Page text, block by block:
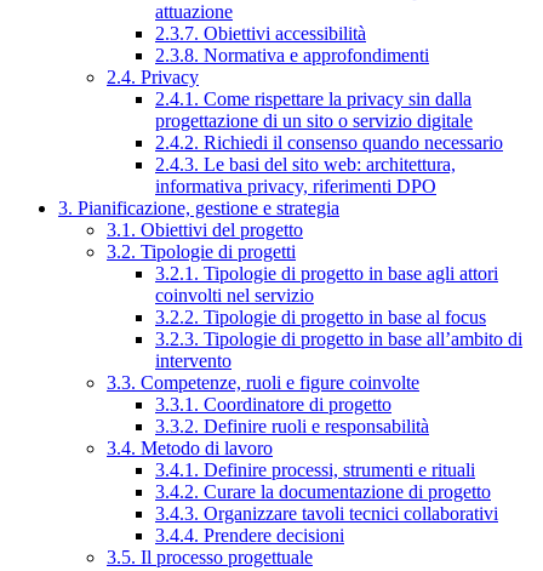
attuazione
2.3.7. Obiettivi accessibilità
2.3.8. Normativa e approfondimenti
2.4. Privacy
2.4.1. Come rispettare la privacy sin dalla
progettazione di un sito o servizio digitale
2.4.2. Richiedi il consenso quando necessario
2.4.3. Le basi del sito web: architettura,
informativa privacy, riferimenti DPO
3. Pianificazione, gestione e strategia
3.1. Obiettivi del progetto
3.2. Tipologie di progetti
3.2.1. Tipologie di progetto in base agli attori
coinvolti nel servizio
3.2.2. Tipologie di progetto in base al focus
3.2.3. Tipologie di progetto in base all’ambito di
intervento
3.3. Competenze, ruoli e figure coinvolte
3.3.1. Coordinatore di progetto
3.3.2. Definire ruoli e responsabilità
3.4. Metodo di lavoro
3.4.1. Definire processi, strumenti e rituali
3.4.2. Curare la documentazione di progetto
3.4.3. Organizzare tavoli tecnici collaborativi
3.4.4. Prendere decisioni
3.5. Il processo progettuale